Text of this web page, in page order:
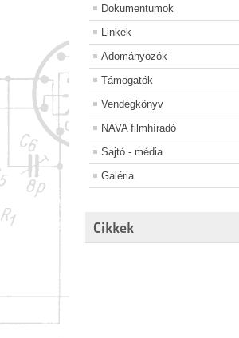
Dokumentumok
Linkek
Adományozók
Támogatók
Vendégkönyv
NAVA filmhíradó
Sajtó - média
Galéria
Cikkek